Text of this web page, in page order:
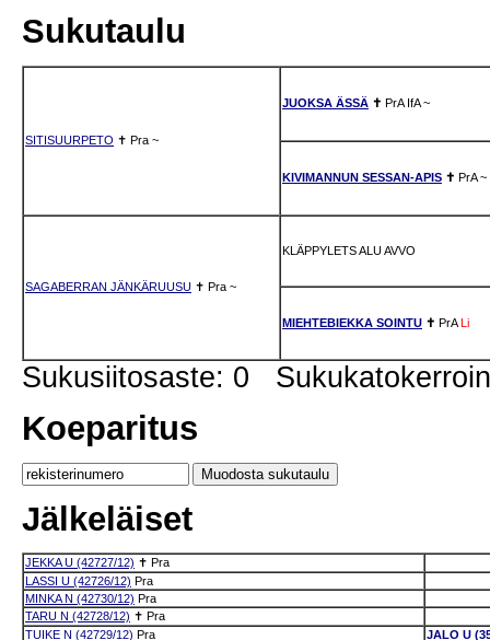
Sukutaulu
SITISUURPETO ✝ Pra ~
JUOKSA ÄSSÄ ✝ PrA IfA ~
KIVIMANNUN SESSAN-APIS ✝ PrA ~
SAGABERRAN JÄNKÄRUUSU ✝ Pra ~
KLÄPPYLETS ALU AVVO
MIEHTEBIEKKA SOINTU ✝ PrA Li
Sukusiitosaste: 0
Koeparitus
Jälkeläiset
JEKKA U (42727/12) ✝ Pra
LASSI U (42726/12) Pra
MINKA N (42730/12) Pra
TARU N (42728/12) ✝ Pra
TUIKE N (42729/12) Pra JALO U